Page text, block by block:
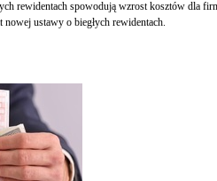
kosztów dla firm, a absolutną podstawą jest dochowanie wszystkich formalności tak,
ustawy o biegłych rewidentach.